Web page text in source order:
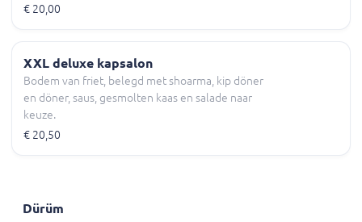
€ 20,00
XXL deluxe kapsalon
Bodem van friet, belegd met shoarma, kip döner
en döner, saus, gesmolten kaas en salade naar
keuze.
€ 20,50
Dürüm